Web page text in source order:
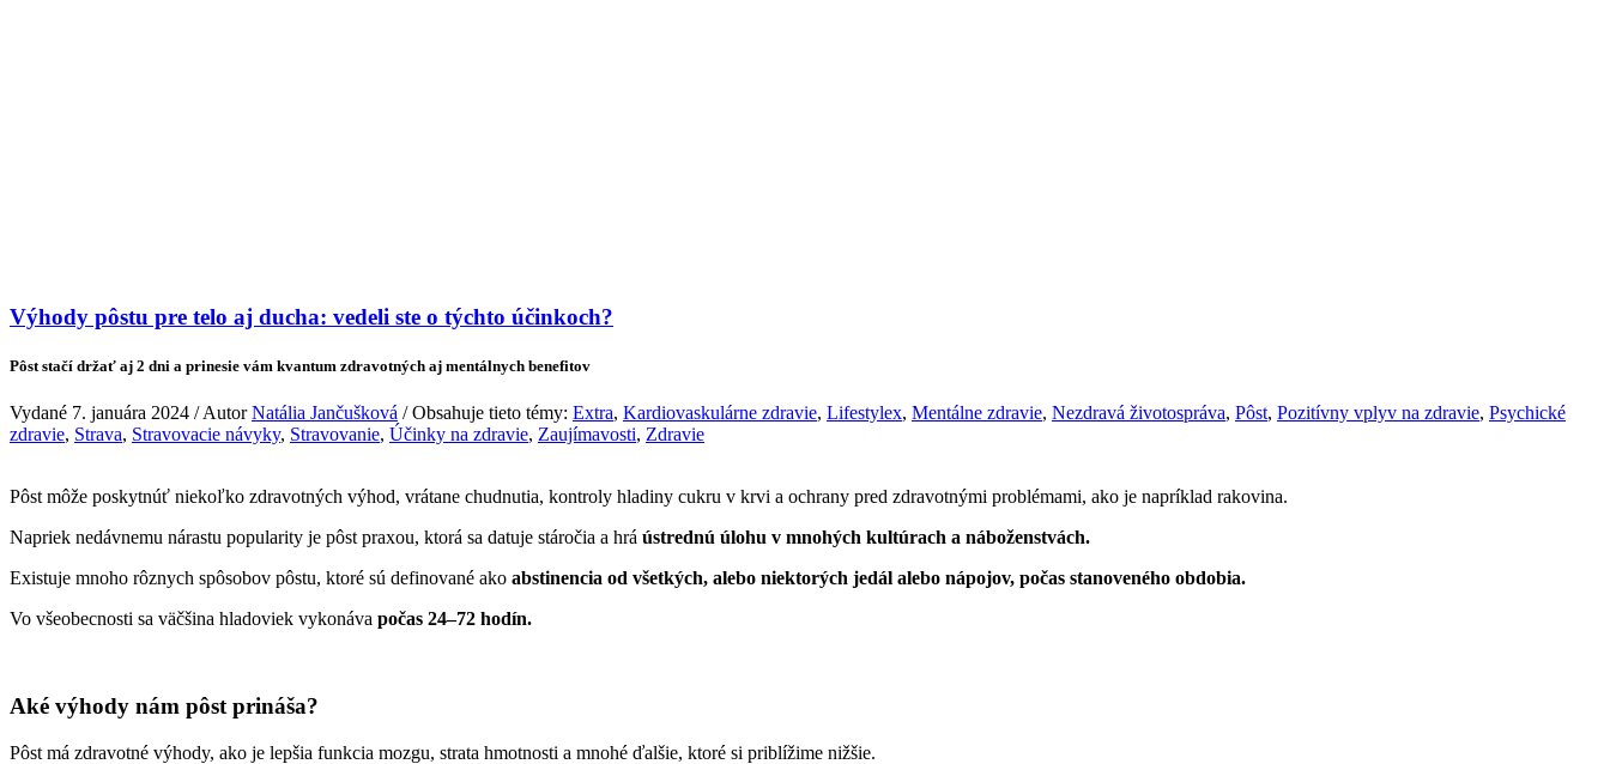
Výhody pôstu pre telo aj ducha: vedeli ste o týchto účinkoch?
Pôst stačí držať aj 2 dni a prinesie vám kvantum zdravotných aj mentálnych benefitov
Vydané 7. januára 2024 / AutorNatália Jančušková / Obsahuje tieto témy: Extra, Kardiovaskulárne zdravie, Lifestylex, Mentálne zdravie, Nezdravá životospráva, Pôst, Pozitívny vplyv na zdravie, Psychické
zdravie, Strava, Stravovacie návyky, Stravovanie, Účinky na zdravie, Zaujímavosti, Zdravie
Pôst môže poskytnúť niekoľko zdravotných výhod, vrátane chudnutia, kontroly hladiny cukru v krvi a ochrany pred zdravotnými problémami, ako je napríklad rakovina.
Napriek nedávnemu nárastu popularity je pôst praxou, ktorá sa datuje stáročia a hrá ústrednú úlohu v mnohých kultúrach a náboženstvách.
Existuje mnoho rôznych spôsobov pôstu, ktoré sú definované ako abstinencia od všetkých, alebo niektorých jedál alebo nápojov, počas stanoveného obdobia.
Vo všeobecnosti sa väčšina hladoviek vykonáva počas 24–72 hodín.
Aké výhody nám pôst prináša?
Pôst má zdravotné výhody, ako je lepšia funkcia mozgu, strata hmotnosti a mnohé ďalšie, ktoré si priblížime nižšie.